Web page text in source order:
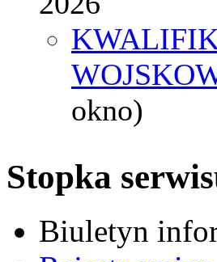
okno)
Stopka
Biuletyn